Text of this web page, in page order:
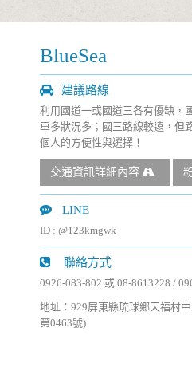
BlueSea
建議路線
利用國道一或國道三各有優缺，
車多狀況多；國三路線較遠，但
個人的方便性與選擇！
交通資訊詳細內容
LINE
ID : @123kmgwk
聯絡方式
0926-083-802 或 08-8613228 /
地址：929屏東縣琉球鄉天福村
第0463號)